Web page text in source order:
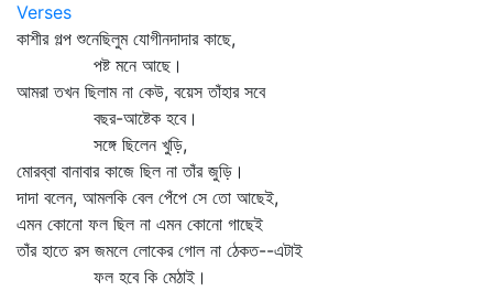
Verses
কাশীর গল্প শুনেছিলুম যোগীনদাদার কাছে,
পষ্ট মনে আছে।
আমরা তখন ছিলাম না কেউ, বয়েস তাঁহার সবে
বছর-আষ্টেক হবে।
সঙ্গে ছিলেন খুড়ি,
মোরব্বা বানাবার কাজে ছিল না তাঁর জুড়ি।
দাদা বলেন, আমলকি বেল পেঁপে সে তো আছেই,
এমন কোনো ফল ছিল না এমন কোনো গাছেই
তাঁর হাতে রস জমলে লোকের গোল না ঠেকত--এটাই
ফল হবে কি মেঠাই।